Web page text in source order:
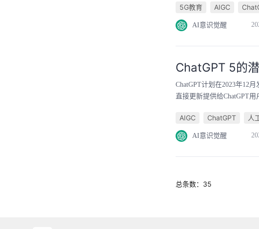
5G教育 AIGC
AI意识觉醒
ChatGPT 5的
ChatGPT计划在2023年12
直接更新提供给ChatGPT
AIGC ChatGPT 人
AI意识觉醒
总条数：35